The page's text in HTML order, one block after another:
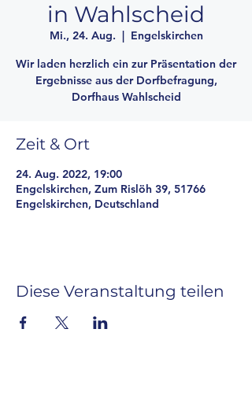
in Wahlscheid
Mi., 24. Aug.
  |
Engelskirchen
Wir laden herzlich ein zur Präsentation der
Ergebnisse aus der Dorfbefragung,
Dorfhaus Wahlscheid
Zeit & Ort
24. Aug. 2022, 19:00
Engelskirchen, Zum Rislöh 39, 51766
Engelskirchen, Deutschland
Diese Veranstaltung teilen